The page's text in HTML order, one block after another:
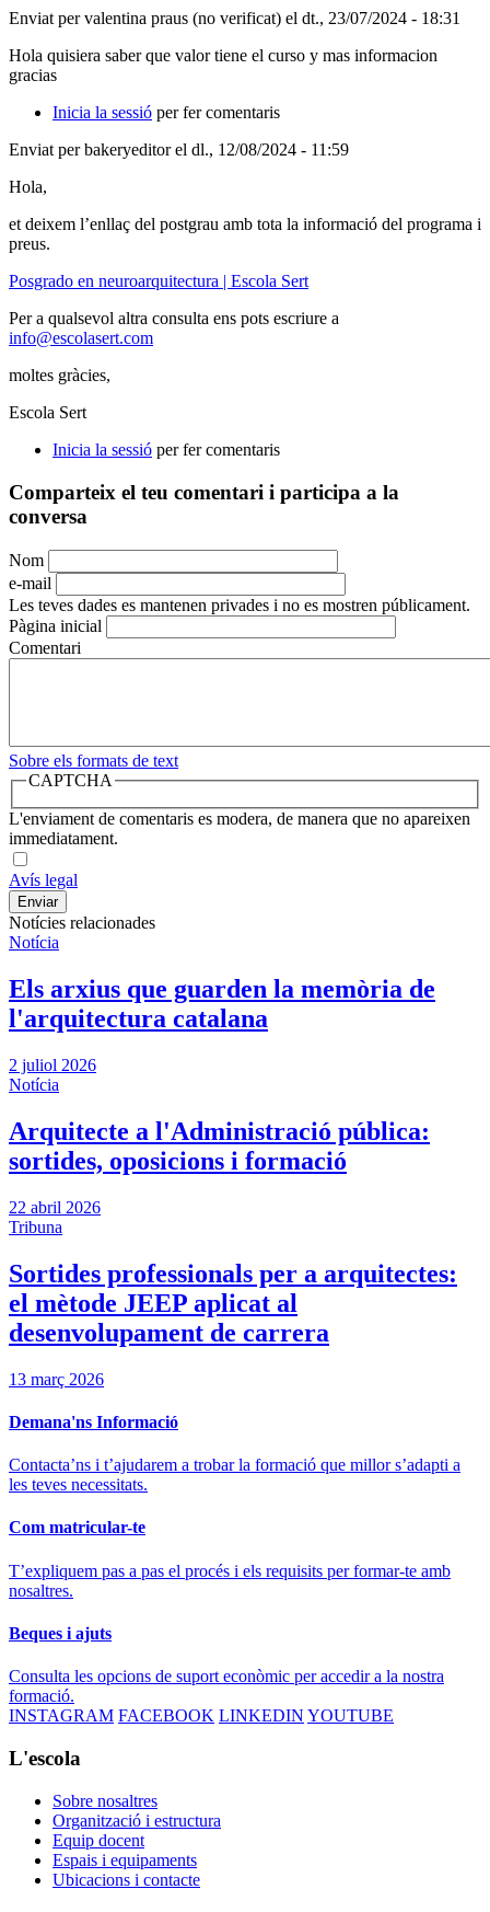
Enviat pervalentina praus (no verificat) el dt., 23/07/2024 - 18:31
Hola quisiera saber que valor tiene el curso y mas informacion
gracias
Inicia la sessió per fer comentaris
Enviat perbakeryeditorel dl., 12/08/2024 - 11:59
Hola,
et deixem l’enllaç del postgrau amb tota la informació del programa i
preus.
Posgrado en neuroarquitectura | Escola Sert
Per a qualsevol altra consulta ens pots escriure a
info@escolasert.com
moltes gràcies,
Escola Sert
Inicia la sessió per fer comentaris
Comparteix el teu comentari i participa a la
conversa
Nom
e-mail
Les teves dades es mantenen privades i no es mostren públicament.
Pàgina inicial
Comentari
Sobre els formats de text
CAPTCHA
L'enviament de comentaris es modera, de manera que no apareixen
immediatament.
Avís legal
Notícies relacionades
Notícia
Els arxius que guarden la memòria de
l'arquitectura catalana
2 juliol 2026
Notícia
Arquitecte a l'Administració pública:
sortides, oposicions i formació
22 abril 2026
Tribuna
Sortides professionals per a arquitectes:
el mètode JEEP aplicat al
desenvolupament de carrera
13 març 2026
Demana'ns Informació
Contacta’ns i t’ajudarem a trobar la formació que millor s’adapti a
les teves necessitats.
Com matricular-te
T’expliquem pas a pas el procés i els requisits per formar-te amb
nosaltres.
Beques i ajuts
Consulta les opcions de suport econòmic per accedir a la nostra
formació.
INSTAGRAM FACEBOOK LINKEDIN YOUTUBE
L'escola
Sobre nosaltres
Organització i estructura
Equip docent
Espais i equipaments
Ubicacions i contacte